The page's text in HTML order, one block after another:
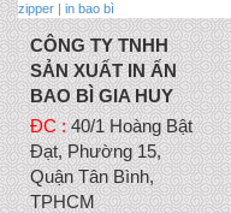
zipper
in bao bì
CÔNG TY TNHH
SẢN XUẤT IN ẤN
BAO BÌ GIA HUY
ĐC :40/1 Hoàng Bật
Đạt, Phường 15,
Quận Tân Bình,
TPHCM